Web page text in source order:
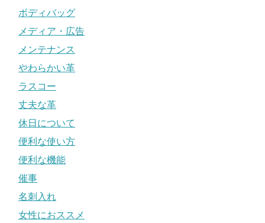
ボディバッグ
メディア・広告
メンテナンス
やわらかい革
ラスコー
丈夫な革
休日について
便利な使い方
便利な機能
催事
名刺入れ
女性におススメ